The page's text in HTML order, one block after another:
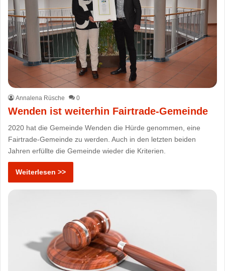
Annalena Rüsche 0
Wenden ist weiterhin Fairtrade-Gemeinde
2020 hat die Gemeinde Wenden die Hürde genommen, eine
Fairtrade-Gemeinde zu werden. Auch in den letzten beiden
Jahren erfüllte die Gemeinde wieder die Kriterien.
Weiterlesen >>